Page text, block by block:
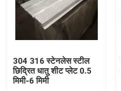
हमारे बारे में
कारखाना भ्रमण
304 316 स्टेनलेस स्टील
छिद्रित धातु शीट प्लेट 0.5
मिमी-6 मिमी